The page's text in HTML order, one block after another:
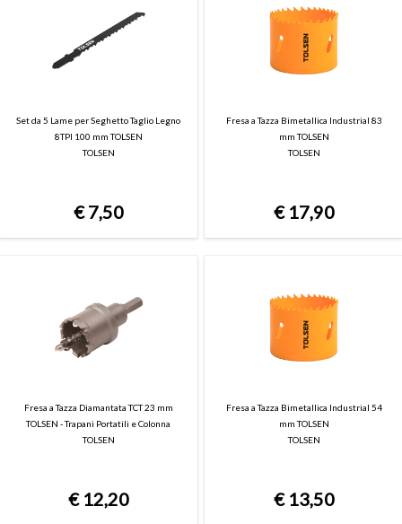
Set da 5 Lame per Seghetto Taglio Legno
8TPI 100 mm TOLSEN
TOLSEN
€7,50
Fresa a Tazza Bimetallica Industrial 83
mm TOLSEN
TOLSEN
€ 17,90
Fresa a Tazza Diamantata TCT 23 mm
TOLSEN - Trapani Portatili e Colonna
TOLSEN
€ 12,20
Fresa a Tazza Bimetallica Industrial 54
mm TOLSEN
TOLSEN
€ 13,50